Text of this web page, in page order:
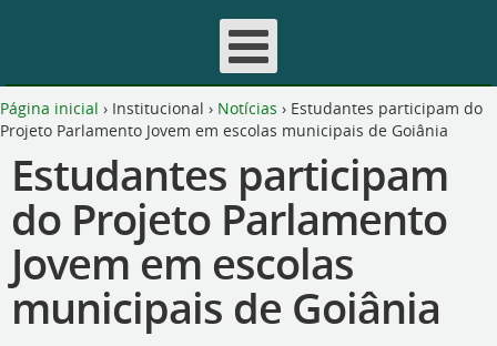
Página inicial › Institucional › Notícias › Estudantes participam do
Projeto Parlamento Jovem em escolas municipais de Goiânia
Estudantes participam
do Projeto Parlamento
Jovem em escolas
municipais de Goiânia